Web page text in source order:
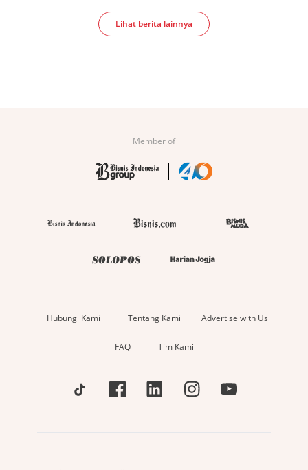
Lihat berita lainnya
Member of
Hubungi Kami Tentang Kami Advertise with Us
FAQ Tim Kami